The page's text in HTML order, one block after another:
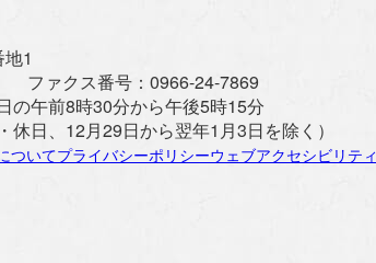
1
ファクス番号： 0966-24-7869
の午前8時30分から午後5時15分
休日、12月29日から翌年1月3日を除く）
ついてプライバシーポリシーウェブアクセシビリティ